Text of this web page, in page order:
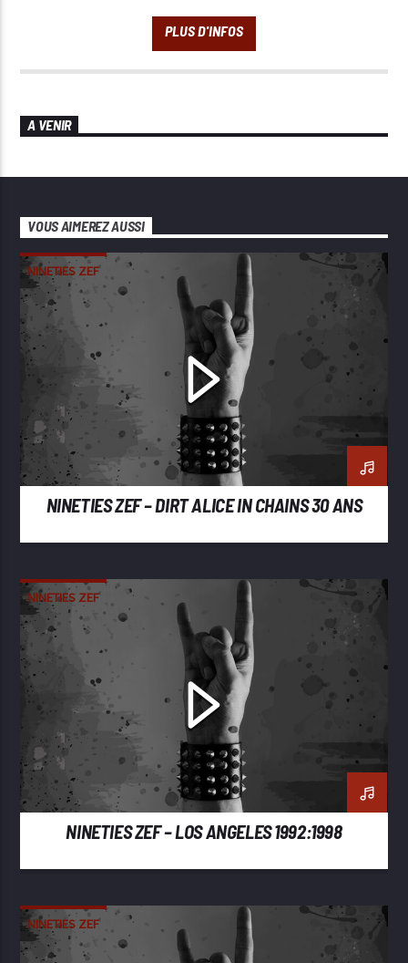
A VENIR
VOUS AIMEREZ AUSSI
NINETIES ZEF
NINETIES ZEF – DIRT ALICE IN CHAINS 30 ANS
NINETIES ZEF
NINETIES ZEF – LOS ANGELES 1992:1998
NINETIES ZEF